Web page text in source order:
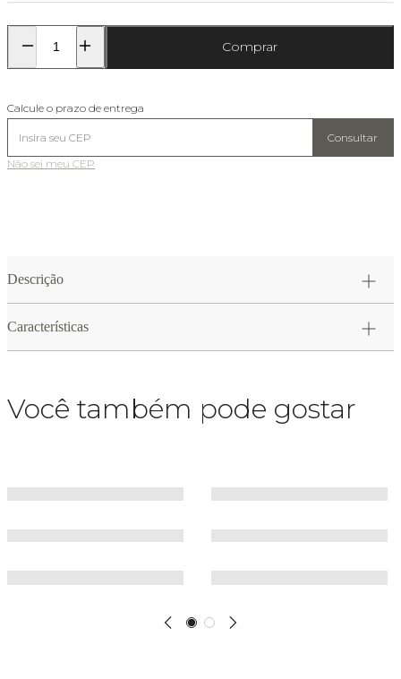
Comprar
Calcule o prazo de entrega
Consultar
Não sei meu CEP
Descrição
Características
Você também pode gostar